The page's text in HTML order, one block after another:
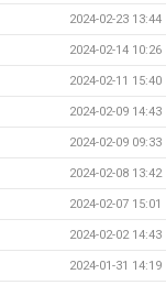
2024-02-23 13:44
2024-02-14 10:26
2024-02-11 15:40
2024-02-09 14:43
2024-02-09 09:33
2024-02-08 13:42
2024-02-07 15:01
2024-02-02 14:43
2024-01-31 14:19